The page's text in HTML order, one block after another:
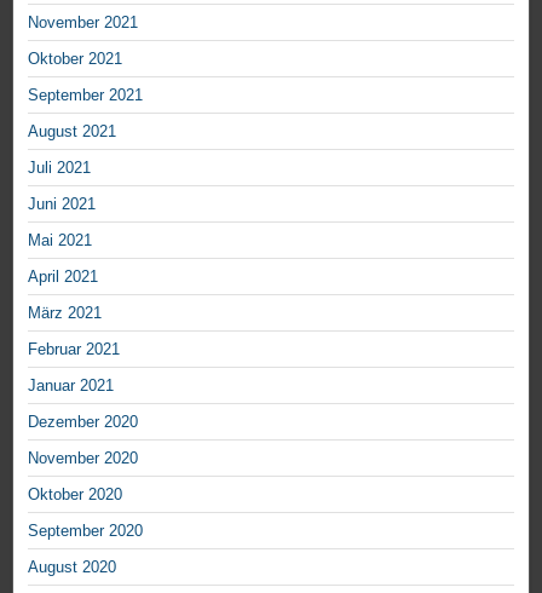
November 2021
Oktober 2021
September 2021
August 2021
Juli 2021
Juni 2021
Mai 2021
April 2021
März 2021
Februar 2021
Januar 2021
Dezember 2020
November 2020
Oktober 2020
September 2020
August 2020